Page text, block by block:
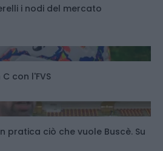
i nodi del mercato
con l'FVS
pratica ciò che vuole Buscè. Su